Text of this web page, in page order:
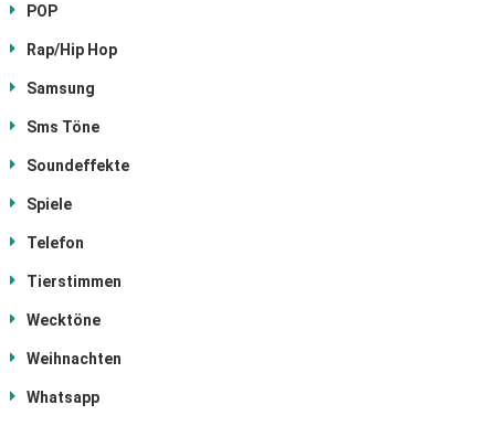
POP
Rap/Hip Hop
Samsung
Sms Töne
Soundeffekte
Spiele
Telefon
Tierstimmen
Wecktöne
Weihnachten
Whatsapp